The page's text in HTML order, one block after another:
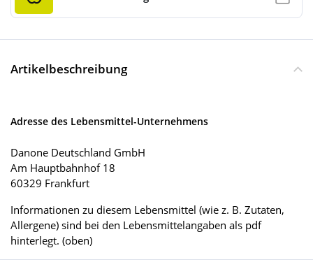
Artikelbeschreibung
Adresse des Lebensmittel-Unternehmens
Danone Deutschland GmbH
Am Hauptbahnhof 18
60329 Frankfurt
Informationen zu diesem Lebensmittel (wie z. B. Zutaten,
Allergene) sind bei den Lebensmittelangaben als pdf
hinterlegt. (oben)